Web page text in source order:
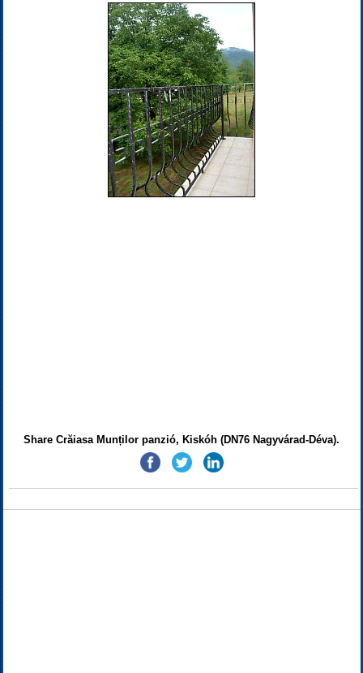
Share Crăiasa Munților panzió, Kiskóh (DN76 Nagyvárad-Déva).